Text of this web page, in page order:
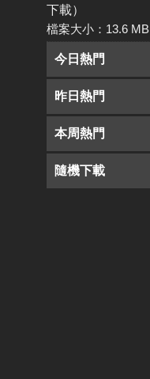
下載）
檔案大小：13.6 MB
今日熱門
昨日熱門
本周熱門
隨機下載